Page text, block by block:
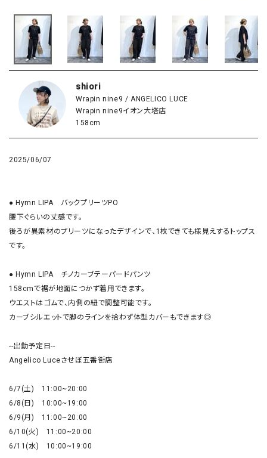
shiori
Wrapin nine9 / ANGELICO LUCE
Wrapin nine9イオン大塔店
158cm
2025/06/07
● Hymn LIPA　バックプリーツPO
腰下ぐらいの丈感です。
後ろが異素材のプリーツになったデザインで、1枚できても様見えするトップス
です。
● Hymn LIPA　チノカーブテーパードパンツ
158cmで裾が地面につかず着用できます。
ウエストはゴムで、内側の紐で調整可能です。
カーブシルエットで脚のラインを拾わず体型カバーもできます◎
--出勤予定日--
Angelico Luceさせぼ五番街店
6/7(土)　11:00~20:00
6/8(日)　10:00~19:00
6/9(月)　11:00~20:00
6/10(火)　11:00~20:00
6/11(水)　10:00~19:00